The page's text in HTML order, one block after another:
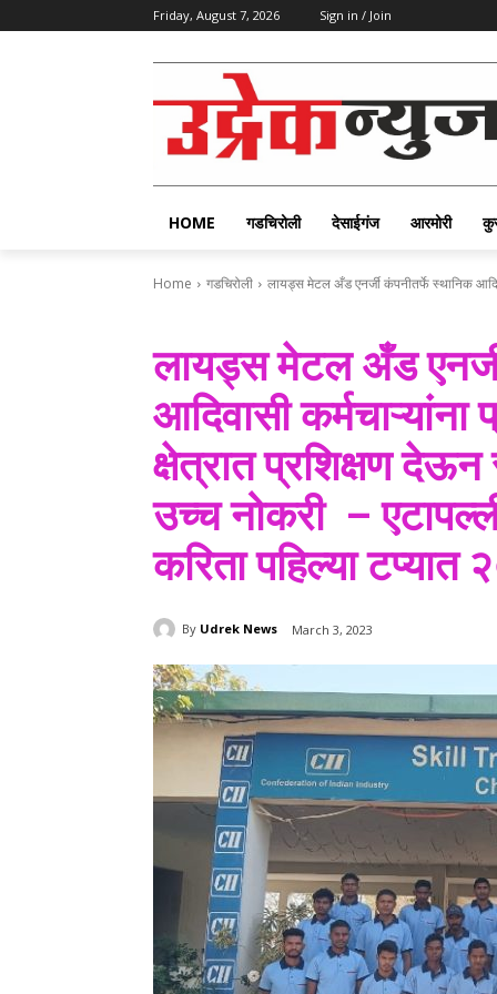
Friday, August 7, 2026 Sign in / Join
HOME गडचिरोली देसाईगंज आरमोरी
Home गडचिरोली लायड्स मेटल अँड एनर्जी कंपनीतर्फे स्थानिक
लायड्स मेटल अँड
आदिवासी कर्मचाऱ्यांना
क्षेत्रात प्रशिक्षण देऊन
उच्च नोकरी –
करिता पहिल्या टप्यात
By Udrek News March 3, 2023